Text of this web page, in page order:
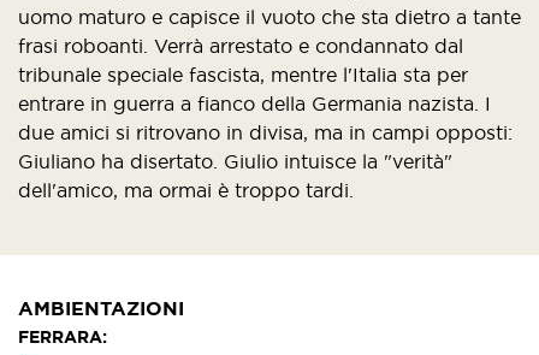
uomo maturo e capisce il vuoto che sta dietro a tante
frasi roboanti. Verrà arrestato e condannato dal
tribunale speciale fascista, mentre l'Italia sta per
entrare in guerra a fianco della Germania nazista. I
due amici si ritrovano in divisa, ma in campi opposti:
Giuliano ha disertato. Giulio intuisce la "verità"
dell'amico, ma ormai è troppo tardi.
AMBIENTAZIONI
FERRARA